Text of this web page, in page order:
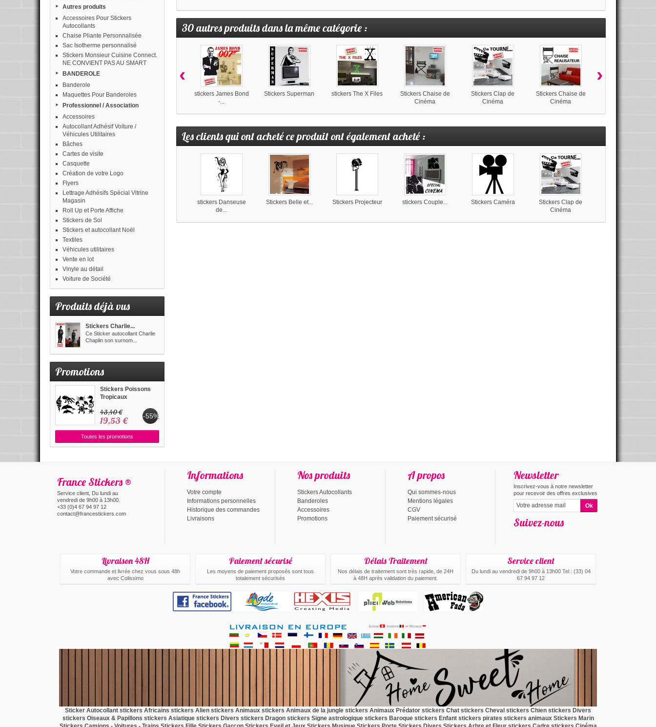
Autres produits
Accessoires Pour Stickers
Autocollants
Chaise Pliante Personnalisée
Sac Isotherme personnalisé
Stickers Monsieur Cuisine Connect.
NE CONVIENT PAS AU SMART
BANDEROLE
Banderole
Maquettes Pour Banderoles
Professionnel / Association
Accessoires
Autocollant Adhésif Voiture /
Véhicules Utilitaires
Bâches
Cartes de visite
Casquette
Création de votre Logo
Flyers
Lettrage Adhésifs Spécial Vitrine
Magasin
Roll Up et Porte Affiche
Stickers de Sol
Stickers et autocollant Noël
Textiles
Véhicules utilitaires
Vente en lot
Vinyle au détail
Voiture de Société
Produits déjà vus
Stickers Charlie...
Ce Sticker autocollant Charlie
Chaplin son surnom...
Promotions
Stickers Poissons
Tropicaux
43,40 € -55%
19,53 €
Toutes les promotions
30 autres produits dans la même catégorie :
stickers James Bond
-...
Stickers Superman stickers The X Files
Stickers Chaise de
Cinéma
Stickers Clap de
Cinéma
Stickers Chaise de
Cinéma
‹ ›
Les clients qui ont acheté ce produit ont également acheté :
stickers Danseuse
de...
Stickers Belle et... Stickers Projecteur stickers Couple... Stickers Caméra
Stickers Clap de
Cinéma
France Stickers ®
Service client, Du lundi au
vendredi de 9h00 à 13h00.
+33 (0)4 67 94 97 12
contact@francestickers.com
Informations
Votre compte
Informations personnelles
Historique des commandes
Livraisons
Nos produits
Stickers Autocollants
Banderoles
Accessoires
Promotions
A propos
Qui sommes-nous
Mentions légales
CGV
Paiement sécurisé
Newsletter
Inscrivez-vous à notre newsletter
pour recevoir des offres exclusives
Suivez-nous
Livraison 48H
Votre commande et livrée chez vous sous 48h
avec Colissimo
Paiement sécurisé
Les moyens de paiement proposés sont tous
totalement sécurisés
Délais Traitement
Nos délais de traitement sont très rapide, de 24H
à 48H après validation du paiement.
Service client
Du lundi au vendredi de 9h00 à 13h00 Tel : (33) 04
67 94 97 12
Sticker Autocollant stickers Africains stickers Alien stickers Animaux stickers Animaux de la jungle stickers Animaux Prédator stickers Chat stickers Cheval stickers Chien stickers Divers
stickers Oiseaux & Papillons stickers Asiatique stickers Divers stickers Dragon stickers Signe astrologique stickers Baroque stickers Enfant stickers pirates stickers animaux Stickers Marin